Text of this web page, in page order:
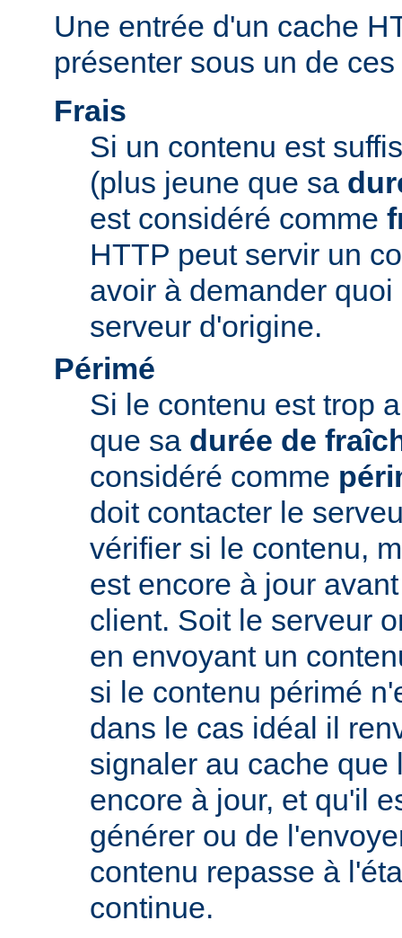
Une entrée d'un cache
présenter sous un de
Frais
Si un contenu est
(plus jeune que sa
est considéré comme
HTTP peut servir un
avoir à demander
serveur d'origine.
Périmé
Si le contenu est trop
que sa durée de
considéré comme
doit contacter le
vérifier si le contenu,
est encore à jour
client. Soit le serveur
en envoyant un
si le contenu périmé
dans le cas idéal il
signaler au cache que
encore à jour, et qu'il
générer ou de
contenu repasse à
continue.